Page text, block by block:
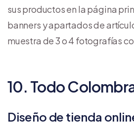
sus productos en la página
banners y apartados de
muestra de 3 o 4 fotografías
10. Todo
Diseño de tienda